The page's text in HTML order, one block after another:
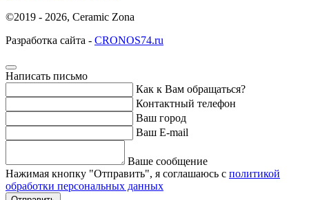
©2019 - 2026, Ceramic Zona
Разработка сайта - CRONOS74.ru
Написать письмо
Как к Вам обращаться?
Контактный телефон
Ваш город
Ваш E-mail
Ваше сообщение
Нажимая кнопку "Отправить", я соглашаюсь с политикой
обработки персональных данных